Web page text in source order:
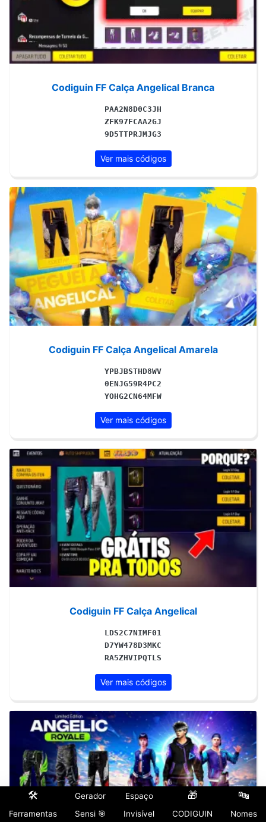
Codiguin FF Calça Angelical Branca
PAA2N8D0C3JH
ZFK97FCAA2GJ
9D5TTPRJMJG3
Ver mais códigos
Codiguin FF Calça Angelical Amarela
YPBJBSTHD8WV
0ENJG59R4PC2
YOHG2CN64MFW
Ver mais códigos
Codiguin FF Calça Angelical
LDS2C7NIMF01
D7YW478D3MKC
RA5ZHVIPQTLS
Ver mais códigos
🛠️
Ferramentas
Gerador
Sensi 🎯
Espaço
Invisível
🎁
CODIGUIN
🔤
Nomes